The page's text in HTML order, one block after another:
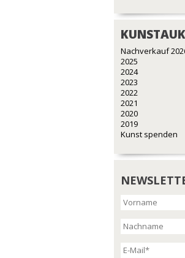
Nachverkauf
2025
2024
2023
2022
2021
2020
2019
Kunst spenden